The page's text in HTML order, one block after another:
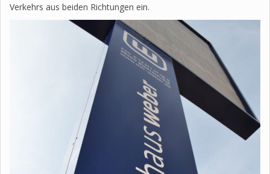
Verkehrs aus beiden Richtungen ein.